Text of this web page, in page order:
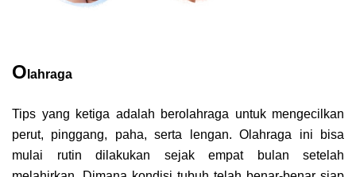
O lahraga
Tips yang ketiga adalah berolahraga untuk mengecilkan
perut, pinggang, paha, serta lengan. Olahraga ini bisa
mulai rutin dilakukan sejak empat bulan setelah